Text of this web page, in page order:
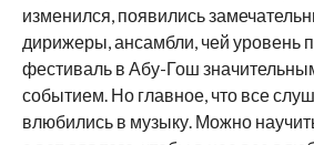
изменился, появились
дирижеры, ансамбли, чей уровень
фестиваль в Абу-Гош
событием. Но главное, что все
влюбились в музыку. Можно